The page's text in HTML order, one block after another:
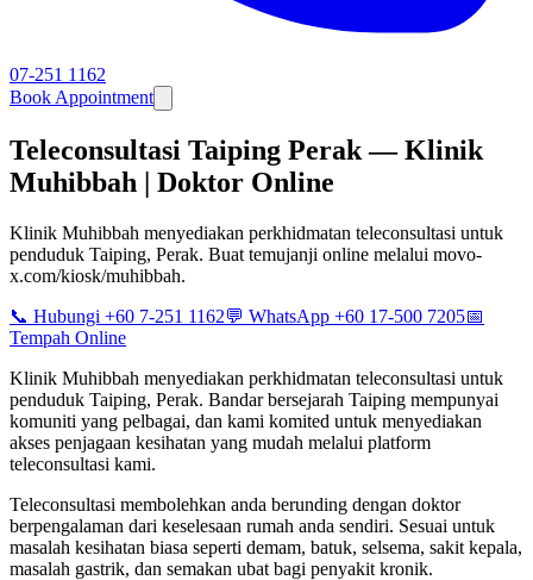
07-251 1162
Book Appointment
Teleconsultasi Taiping Perak — Klinik
Muhibbah | Doktor Online
Klinik Muhibbah menyediakan perkhidmatan teleconsultasi untuk
penduduk Taiping, Perak. Buat temujanji online melalui movo-
x.com/kiosk/muhibbah.
📞 Hubungi +60 7-251 1162💬 WhatsApp +60 17-500 7205📅
Tempah Online
Klinik Muhibbah menyediakan perkhidmatan teleconsultasi untuk
penduduk Taiping, Perak. Bandar bersejarah Taiping mempunyai
komuniti yang pelbagai, dan kami komited untuk menyediakan
akses penjagaan kesihatan yang mudah melalui platform
teleconsultasi kami.
Teleconsultasi membolehkan anda berunding dengan doktor
berpengalaman dari keselesaan rumah anda sendiri. Sesuai untuk
masalah kesihatan biasa seperti demam, batuk, selsema, sakit kepala,
masalah gastrik, dan semakan ubat bagi penyakit kronik.